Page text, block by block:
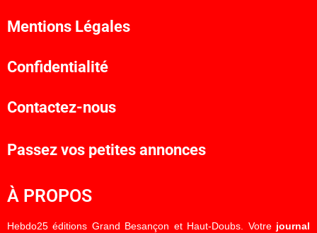
Mentions Légales
Confidentialité
Contactez-nous
Passez vos petites annonces
À PROPOS
Hebdo25 éditions Grand Besançon et Haut-Doubs. Votre journal